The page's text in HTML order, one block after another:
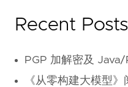
Recent Posts
PGP 加解密及
《从零构建大模型